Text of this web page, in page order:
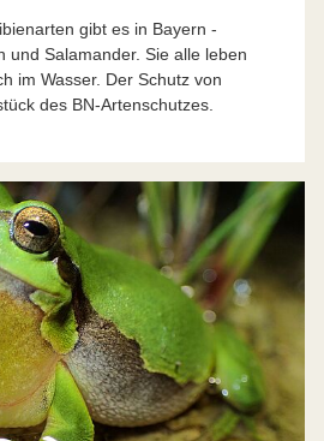
gibt es in Bayern -
und Salamander. Sie alle leben
im Wasser. Der Schutz von
des BN-Artenschutzes.